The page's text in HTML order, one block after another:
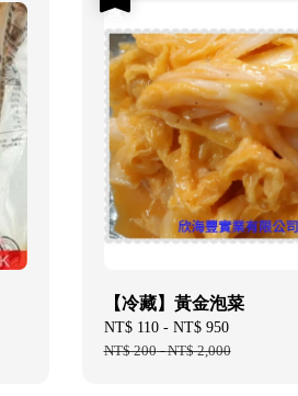
【冷藏】黃金泡菜
Sale
price
NT$ 110- NT$ 950
NT$ 200-NT$ 2,000